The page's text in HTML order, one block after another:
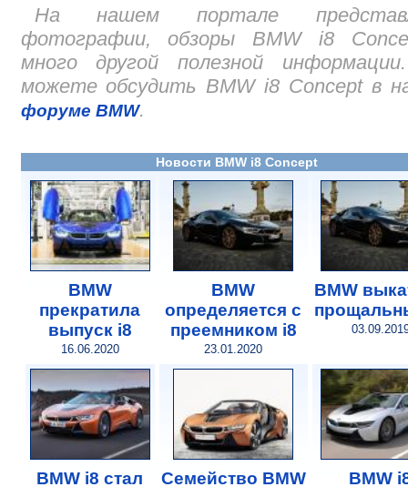
На нашем портале
фотографии, обзоры BMW i8
много другой полезной
можете обсудить BMW i8 Concept в
форуме BMW.
Новости BMW i8 Concept
BMW
прекратила
выпуск i8
16.06.2020
BMW
определяется с
преемником i8
23.01.2020
BMW
BMW i8 стал
Семейство BMW
BMW